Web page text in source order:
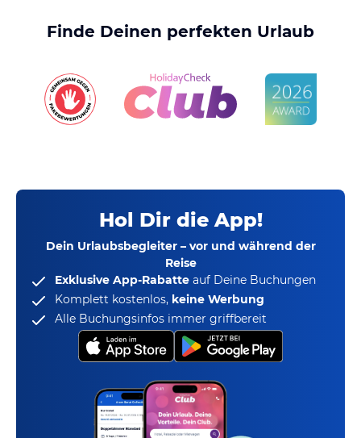
Finde Deinen perfekten Urlaub
Hol Dir die App!
Dein Urlaubsbegleiter – vor und während der
Reise
Exklusive App-Rabatte auf Deine Buchungen
Komplett kostenlos, keine Werbung
Alle Buchungsinfos immer griffbereit